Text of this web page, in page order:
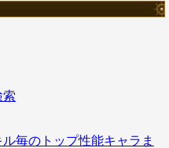
索
毎のトップ性能キャラま